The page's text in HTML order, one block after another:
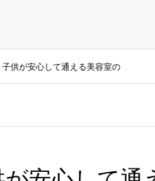
供が安心して通える美容室の